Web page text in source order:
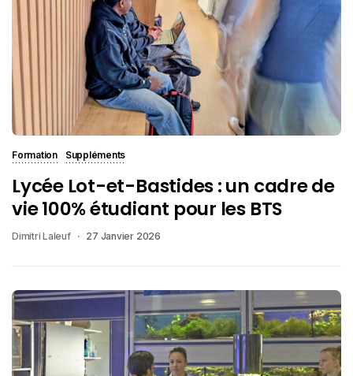
Formation Suppléments
Lycée Lot-et-Bastides : un cadre de
vie 100% étudiant pour les BTS
Dimitri Laleuf 27 Janvier 2026